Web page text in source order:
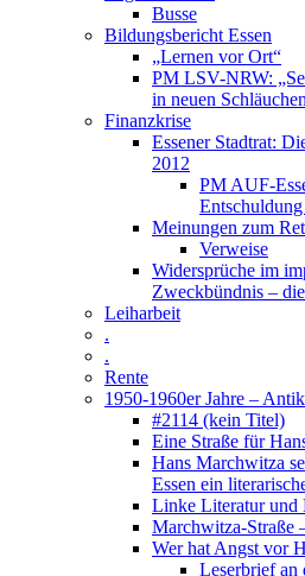
Busse
Bildungsbericht Essen
„Lernen vor Ort“
PM LSV-NRW:
in neuen Schläuchen
Finanzkrise
Essener Stadtrat:
2012
PM AUF-
Meinungen zum
Verweise
Widersprüche im
Zweckbündnis –
Leiharbeit
.
.
Rente
1950-1960er Jahre –
#2114 (kein Titel)
Eine Straße für
Hans Marchwitza
Essen ein
Linke Literatur und
Marchwitza-Straße
Wer hat Angst vor
Leserbrief an